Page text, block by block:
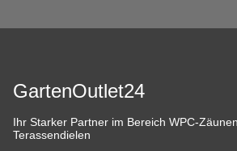
GartenOutlet24
Ihr Starker Partner im Bereich WPC-
Terassendielen